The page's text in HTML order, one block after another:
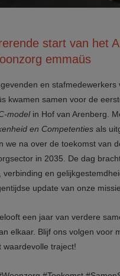
start van het
emmaüs
en stafmedewerkers
kwamen samen voor de
modelin Hof van Arenberg.
en Competenties als
we na over de toekomst van
in 2035. De dag
verbinding en
update van onze
een jaar van verdere
elkaar. Blijf ons volgen voor
waardevolle traject!